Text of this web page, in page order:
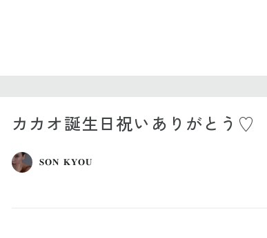
カカオ誕生日祝いありがとう♡
𝐒𝐎𝐍 𝐊𝐘𝐎𝐔